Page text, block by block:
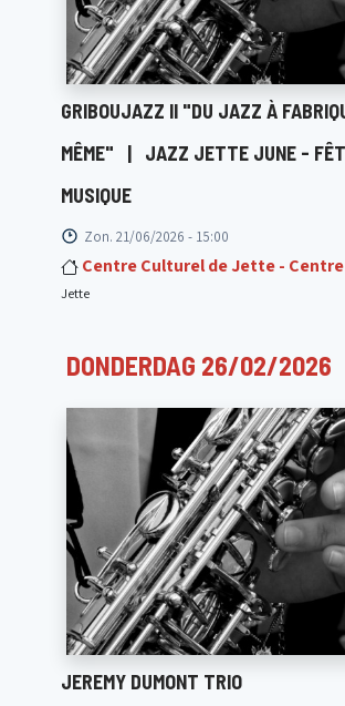
GRIBOUJAZZ II "DU JAZZ À
MÊME"
| JAZZ JETTE JUNE -
MUSIQUE
Zon. 21/06/2026 - 15:00
Centre Culturel de Jette -
Jette
DONDERDAG 26/02/2026
JEREMY DUMONT TRIO